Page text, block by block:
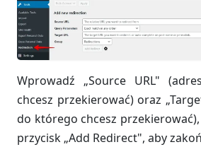
Wprowadź „Source URL"
chcesz przekierować) oraz
do którego chcesz
przycisk „Add Redirect", aby